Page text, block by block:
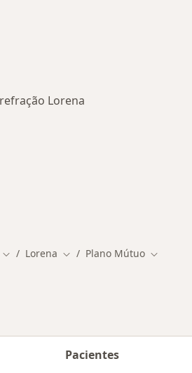
Lorena
Mudar de cidade
Lorena Mudar de cidade
Plano Mútuo Mudar
Pacientes